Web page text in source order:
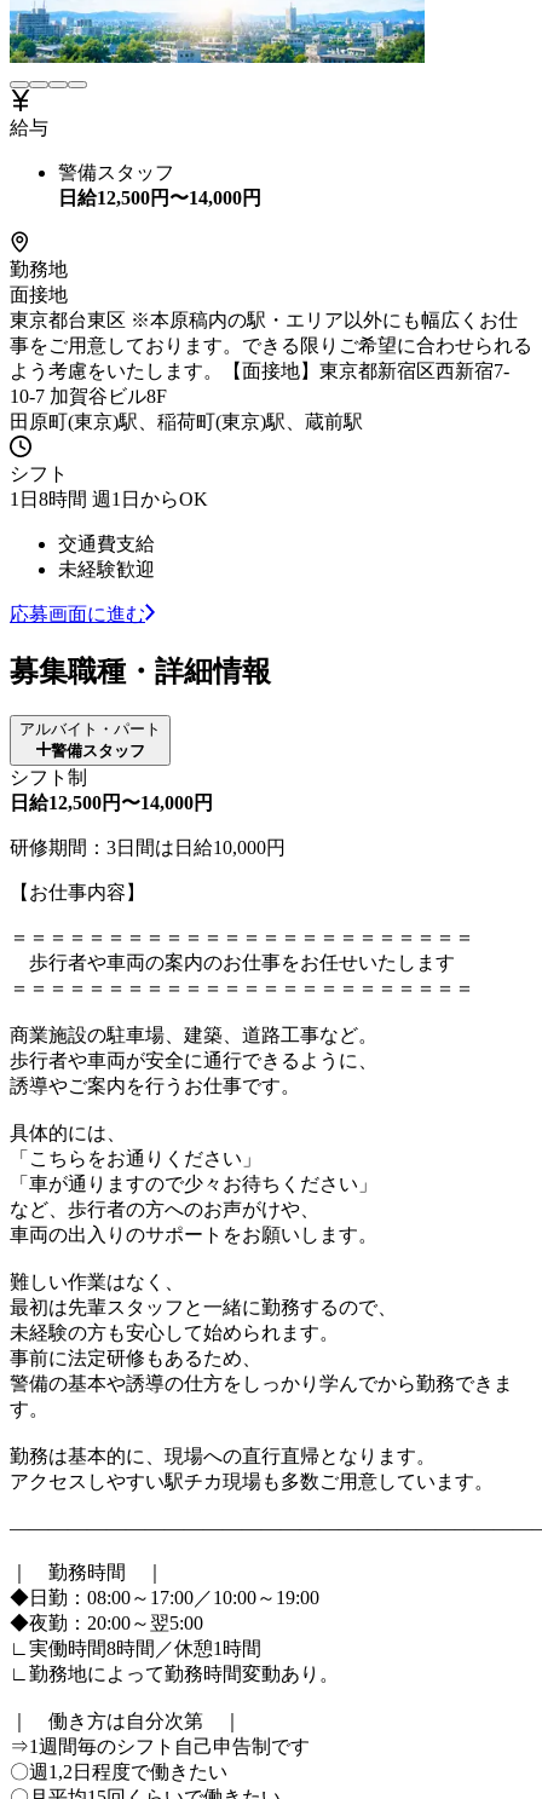
給与
警備スタッフ
日給12,500円〜14,000円
勤務地
面接地
東京都台東区 ※本原稿内の駅・エリア以外にも幅広くお仕
事をご用意しております。できる限りご希望に合わせられる
よう考慮をいたします。【面接地】東京都新宿区西新宿7-
10-7 加賀谷ビル8F
田原町(東京)駅、稲荷町(東京)駅、蔵前駅
シフト
1日8時間 週1日からOK
交通費支給
未経験歓迎
応募画面に進む
募集職種・詳細情報
アルバイト・パート
警備スタッフ
シフト制
日給12,500円〜14,000円
研修期間：3日間は日給10,000円
【お仕事内容】
＝＝＝＝＝＝＝＝＝＝＝＝＝＝＝＝＝＝＝＝＝＝＝＝
歩行者や車両の案内のお仕事をお任せいたします
＝＝＝＝＝＝＝＝＝＝＝＝＝＝＝＝＝＝＝＝＝＝＝＝
商業施設の駐車場、建築、道路工事など。
歩行者や車両が安全に通行できるように、
誘導やご案内を行うお仕事です。
具体的には、
「こちらをお通りください」
「車が通りますので少々お待ちください」
など、歩行者の方へのお声がけや、
車両の出入りのサポートをお願いします。
難しい作業はなく、
最初は先輩スタッフと一緒に勤務するので、
未経験の方も安心して始められます。
事前に法定研修もあるため、
警備の基本や誘導の仕方をしっかり学んでから勤務できま
す。
勤務は基本的に、現場への直行直帰となります。
アクセスしやすい駅チカ現場も多数ご用意しています。
｜ 勤務時間 ｜
◆日勤：08:00～17:00／10:00～19:00
◆夜勤：20:00～翌5:00
∟実働時間8時間／休憩1時間
∟勤務地によって勤務時間変動あり。
｜ 働き方は自分次第 ｜
⇒1週間毎のシフト自己申告制です
〇週1,2日程度で働きたい